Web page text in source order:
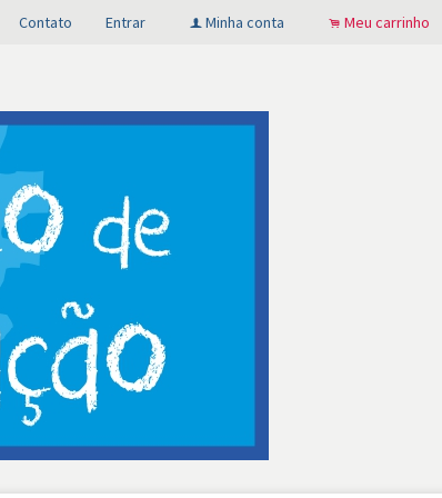
Contato Entrar f Minha conta . Meu carrinho